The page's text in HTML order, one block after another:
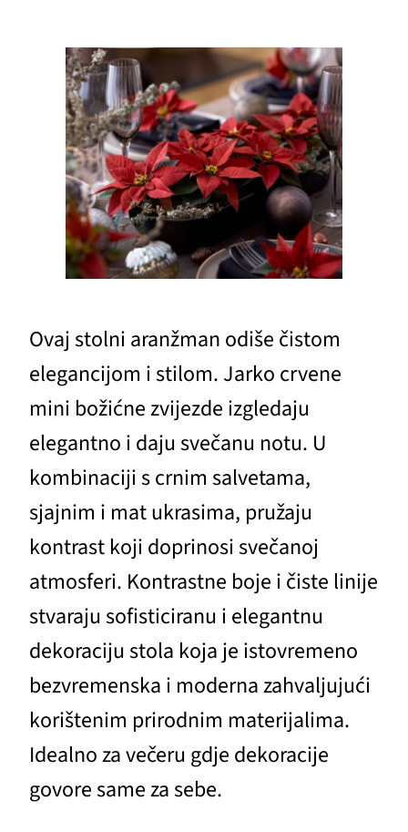
Ovaj stolni aranžman odiše čistom
elegancijom i stilom. Jarko crvene
mini božićne zvijezde izgledaju
elegantno i daju svečanu notu. U
kombinaciji s crnim salvetama,
sjajnim i mat ukrasima, pružaju
kontrast koji doprinosi svečanoj
atmosferi. Kontrastne boje i čiste linije
stvaraju sofisticiranu i elegantnu
dekoraciju stola koja je istovremeno
bezvremenska i moderna zahvaljujući
korištenim prirodnim materijalima.
Idealno za večeru gdje dekoracije
govore same za sebe.